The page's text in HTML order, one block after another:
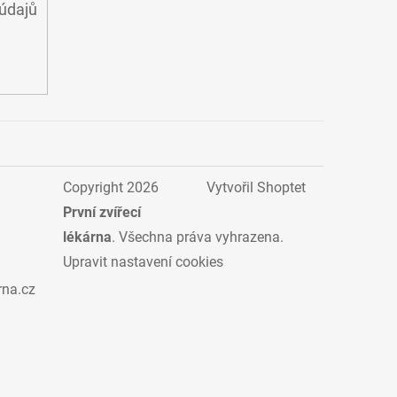
Vytvořil Shoptet
Copyright 2026
První zvířecí
lékárna. Všechna práva vyhrazena.
Upravit nastavení cookies